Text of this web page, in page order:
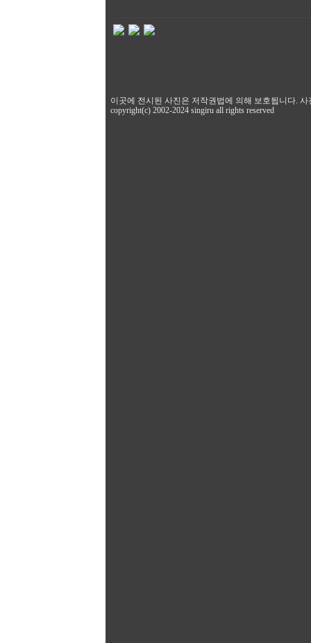
이곳에 전시된 사진은 저작권법에 의해 보호됩니다.
copyright(c) 2002-2024 singiru all rights reserved